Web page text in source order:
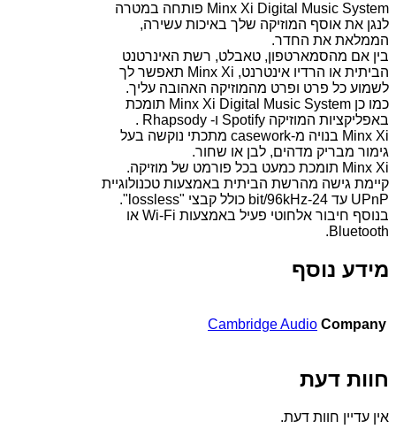
Minx Xi Digital Music System פותחה במטרה
לנגן את אוסף המוזיקה שלך באיכות עשירה,
הממלאת את החדר.
בין אם מהסמארטפון, טאבלט, רשת האינרטנט
הביתית או הרדיו אינטרנט, Minx Xi תאפשר לך
לשמוע כל פרט ופרט מהמוזיקה האהובה עליך.
כמו כן Minx Xi Digital Music System תומכת
באפליקציות המוזיקה Spotify ו- Rhapsody .
Minx Xi בנויה מ-casework מתכתי נוקשה בעל
גימור מבריק מדהים, לבן או שחור.
Minx Xi תומכת כמעט בכל פורמט של מוזיקה.
קיימת גישה מהרשת הביתית באמצעות טכנולוגיית
UPnP עד 24-bit/96kHz כולל קבצי "lossless".
בנוסף חיבור אלחוטי פעיל באמצעות Wi-Fi או
Bluetooth.
מידע נוסף
Company
Cambridge Audio
חוות דעת
אין עדיין חוות דעת.